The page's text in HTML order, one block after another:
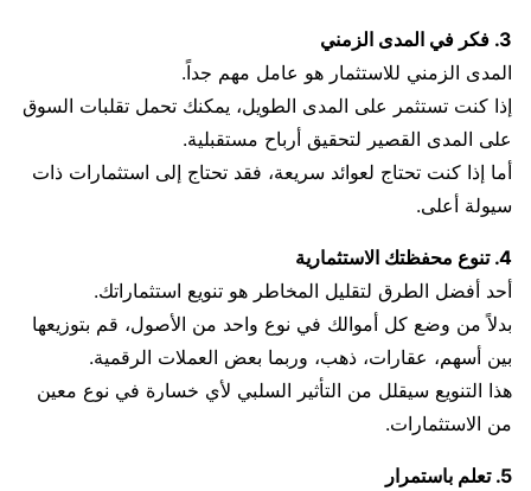
3. فكر في المدى الزمني
المدى الزمني للاستثمار هو عامل مهم جداً.
إذا كنت تستثمر على المدى الطويل، يمكنك تحمل تقلبات السوق
على المدى القصير لتحقيق أرباح مستقبلية.
أما إذا كنت تحتاج لعوائد سريعة، فقد تحتاج إلى استثمارات ذات
سيولة أعلى.
4. تنوع محفظتك الاستثمارية
أحد أفضل الطرق لتقليل المخاطر هو تنويع استثماراتك.
بدلاً من وضع كل أموالك في نوع واحد من الأصول، قم بتوزيعها
بين أسهم، عقارات، ذهب، وربما بعض العملات الرقمية.
هذا التنويع سيقلل من التأثير السلبي لأي خسارة في نوع معين
من الاستثمارات.
5. تعلم باستمرار